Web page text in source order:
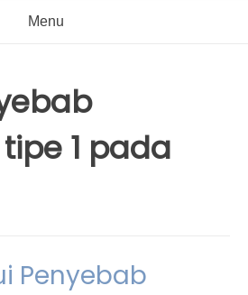
Menu
1 pada
Penyebab